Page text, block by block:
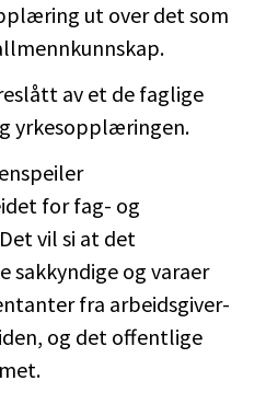
ut over det som
av et de faglige
yrkesopplæringen.
for fag- og
vil si at det
sakkyndige og varaer
fra arbeidsgiver-
og det offentlige